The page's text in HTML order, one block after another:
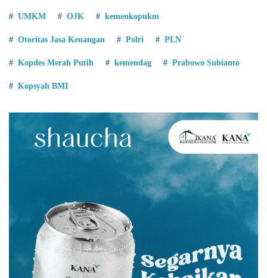
UMKM OJK kemenkopukm
Otoritas Jasa Keuangan Polri PLN
Kopdes Merah Putih kemendag Prabowo Subianto
Kopsyah BMI